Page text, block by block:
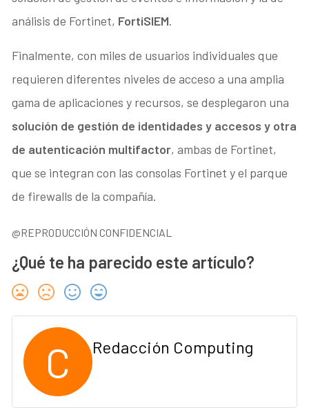
análisis de Fortinet, FortiSIEM.
Finalmente, con miles de usuarios individuales que
requieren diferentes niveles de acceso a una amplia
gama de aplicaciones y recursos, se desplegaron una
solución de gestión de identidades y accesos y otra
de autenticación multifactor, ambas de Fortinet,
que se integran con las consolas Fortinet y el parque
de firewalls de la compañía.
@REPRODUCCIÓN CONFIDENCIAL
¿Qué te ha parecido este artículo?
C Redacción Computing